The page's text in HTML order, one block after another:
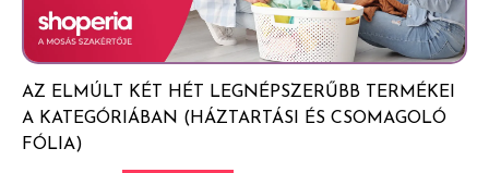
AZ ELMÚLT KÉT HÉT LEGNÉPSZERŰBB TERMÉKEI
A KATEGÓRIÁBAN (HÁZTARTÁSI ÉS CSOMAGOLÓ
FÓLIA)